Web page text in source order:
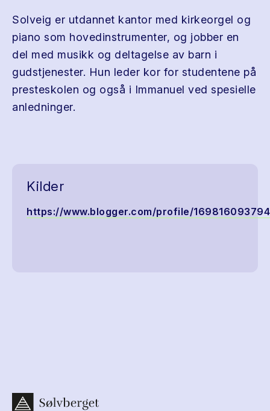
Solveig er utdannet kantor med kirkeorgel og
piano som hovedinstrumenter, og jobber en
del med musikk og deltagelse av barn i
gudstjenester. Hun leder kor for studentene på
presteskolen og også i Immanuel ved spesielle
anledninger.
Kilder
https://www.blogger.com/profile/